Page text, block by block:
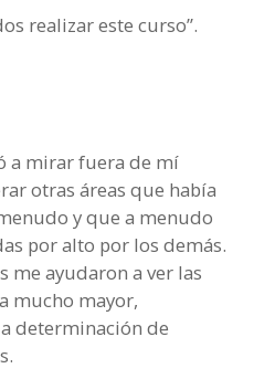
realizar este curso”.
a mirar fuera de mí
otras áreas que había
y que a menudo
por alto por los demás.
me ayudaron a ver las
mucho mayor,
determinación de